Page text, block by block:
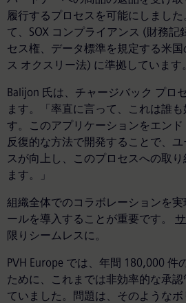
履行するプロセスを可能にしまし
て、SOX コンプライアンス (財務記
セス権、データ標準を規定する米
ス オクスリー法) に準拠しています。
Balijon 氏は、チャージバック プロ
ます。「率直に言って、これは誰
す。このアプリケーションをエン
反復的な方法で開発することで、
スが向上し、このプロセスへの取
ます。」
組織全体でのコラボレーションを
ールを導入することが重要です。
限りシームレスに。
PVH Europe では、年間 180,000 件
ために、これまでは非効率的な承
ていました。問題は、そのような